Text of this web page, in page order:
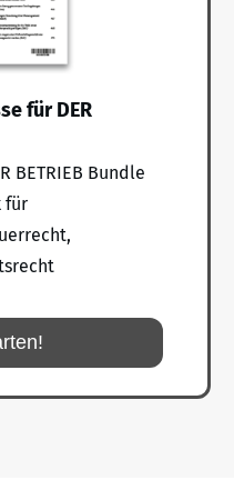
für DER
BETRIEB Bundle
für